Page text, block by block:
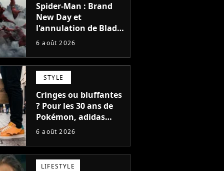
Spider-Man : Brand
New Day et
l'annulation de Blade
montrent que Marvel
faire quoi que ce soit
de simple
6 août 2026
STYLE
Cringes ou bluffantes
? Pour les 30 ans de
Pokémon, adidas
dévoile une énorme
et je ne sais pas quoi
en penser
6 août 2026
LIFESTYLE